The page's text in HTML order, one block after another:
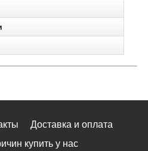
Доставка и оплата
купить у нас